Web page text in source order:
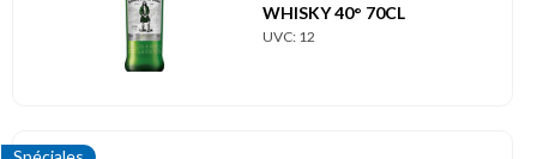
WHISKY 40° 70CL
UVC: 12